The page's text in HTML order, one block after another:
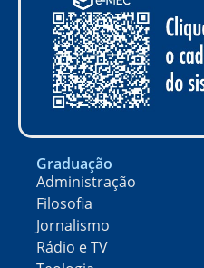
Graduação
Administração
Filosofia
Jornalismo
Rádio e TV